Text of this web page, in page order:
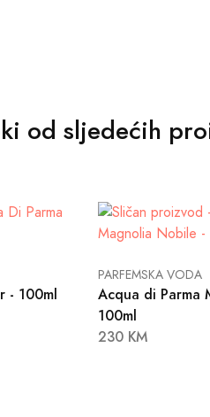
od sljedećih
- 100ml
PARFEMSKA VODA
Acqua di Parma
100ml
230 KM